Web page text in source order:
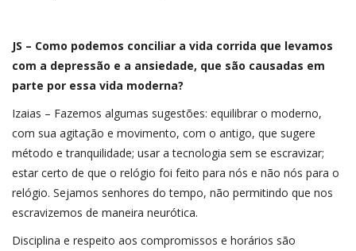
JS – Como podemos conciliar a vida corrida que levamos
com a depressão e a ansiedade, que são causadas em
parte por essa vida moderna?
Izaias – Fazemos algumas sugestões: equilibrar o moderno,
com sua agitação e movimento, com o antigo, que sugere
método e tranquilidade; usar a tecnologia sem se escravizar;
estar certo de que o relógio foi feito para nós e não nós para o
relógio. Sejamos senhores do tempo, não permitindo que nos
escravizemos de maneira neurótica.
Disciplina e respeito aos compromissos e horários são